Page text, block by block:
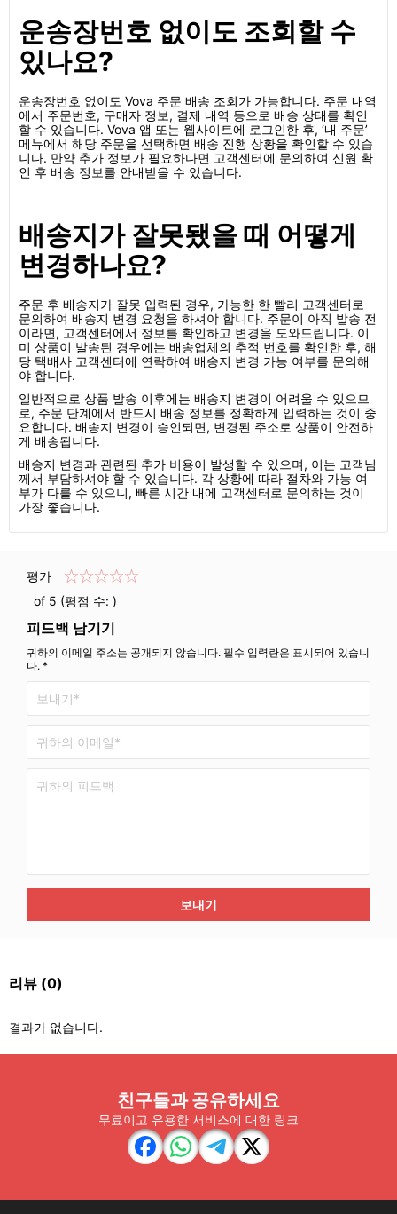
운송장번호 없이도 조회할 수
있나요?
운송장번호 없이도 Vova 주문 배송 조회가 가능합니다. 주문 내역
에서 주문번호, 구매자 정보, 결제 내역 등으로 배송 상태를 확인
할 수 있습니다. Vova 앱 또는 웹사이트에 로그인한 후, ‘내 주문’
메뉴에서 해당 주문을 선택하면 배송 진행 상황을 확인할 수 있습
니다. 만약 추가 정보가 필요하다면 고객센터에 문의하여 신원 확
인 후 배송 정보를 안내받을 수 있습니다.
배송지가 잘못됐을 때 어떻게
변경하나요?
주문 후 배송지가 잘못 입력된 경우, 가능한 한 빨리 고객센터로
문의하여 배송지 변경 요청을 하셔야 합니다. 주문이 아직 발송 전
이라면, 고객센터에서 정보를 확인하고 변경을 도와드립니다. 이
미 상품이 발송된 경우에는 배송업체의 추적 번호를 확인한 후, 해
당 택배사 고객센터에 연락하여 배송지 변경 가능 여부를 문의해
야 합니다.
일반적으로 상품 발송 이후에는 배송지 변경이 어려울 수 있으므
로, 주문 단계에서 반드시 배송 정보를 정확하게 입력하는 것이 중
요합니다. 배송지 변경이 승인되면, 변경된 주소로 상품이 안전하
게 배송됩니다.
배송지 변경과 관련된 추가 비용이 발생할 수 있으며, 이는 고객님
께서 부담하셔야 할 수 있습니다. 각 상황에 따라 절차와 가능 여
부가 다를 수 있으니, 빠른 시간 내에 고객센터로 문의하는 것이
가장 좋습니다.
평가
of 5 (평점 수: )
피드백 남기기
귀하의 이메일 주소는 공개되지 않습니다. 필수 입력란은 표시되어 있습니
다. *
보내기
리뷰 (0)
결과가 없습니다.
친구들과 공유하세요
무료이고 유용한 서비스에 대한 링크